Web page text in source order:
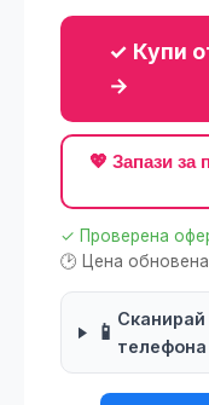
✓ Купи
→
💖 Запази
✓ Проверена
🕑 Цена
📱
Сканирай
телефона